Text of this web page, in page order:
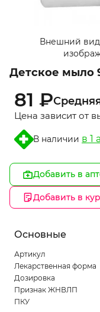
1
Внешний вид
Детское мыло
81 ₽
Цена зависит от
В наличии в 1
Добавить в
Добавить в
Основные
Артикул
Лекарственная форма
Дозировка
Признак ЖНВЛП
ПКУ